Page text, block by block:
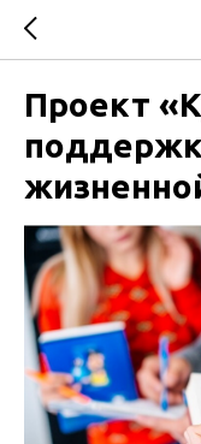
Проект